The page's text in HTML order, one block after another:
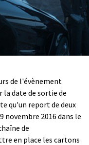
de l'évènement
la date de sortie de
qu'un report de deux
novembre 2016 dans le
de
en place les cartons